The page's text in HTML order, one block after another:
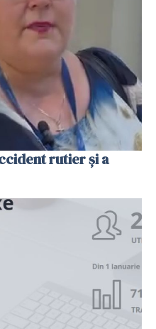
rutier și a